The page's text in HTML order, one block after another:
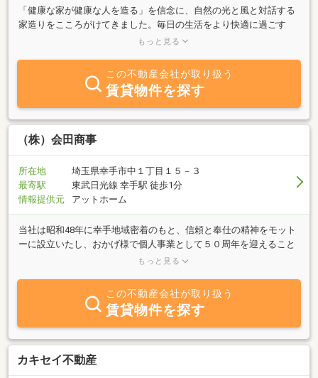
「健康な家が健康な人を造る」を信念に、自然の光と風と対話する
家造りをこころがけてきました。毎日の生活をより快適に過ごす
「健康体温・ヘルシー36℃」のロゴマークは私たちの願いです。次
して私たちは地域に根ざし、人と人とのつながりを大切にする工務
店です。住まいの安全を考えた骨太の躯体、心も身体もリラックス
できる癒し空間の創出、地域の気候・風土に最適な住まいを提案し
続けることが私たちの使命です。
もっと見る
この不動産会社が取り扱う
賃貸物件を探す
（株）会田商事
所在地
埼玉県幸手市中１丁目１５－３
最寄駅
東武日光線 幸手駅 徒歩1分
情報提供元
アットホーム
当社は昭和48年に幸手地域密着のもと、信頼と奉仕の精神をモット
ーに設立いたし、おかげ様で個人事業として５０周年を迎えること
ができました。此度、法人化し賃貸・売買を中心に物件を豊富に取
に加盟しておりますのでネットワークも充実しております。女性ス
タッフが親切丁寧にご対応させていただきます。幸手駅のロータリ
ー内なので電車でのアクセスも良好です。お客様のご希望にできる
だけ沿った物件をお探しいたしますので、お気軽にご相談くださ
い。
もっと見る
この不動産会社が取り扱う
賃貸物件を探す
カキセイ不動産